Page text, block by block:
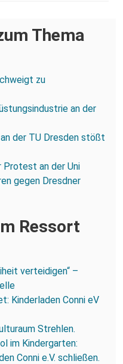
Thema
zu
an der
der TU Dresden stößt
an der Uni
gegen Dresdner
Ressort
verteidigen“ –
Kinderladen Conni eV
Strehlen.
im Kindergarten:
Conni e.V. schließen.